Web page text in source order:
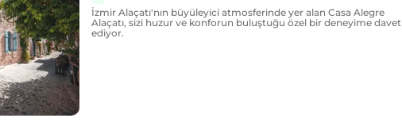
İzmir Alaçatı'nın büyüleyici atmosferinde yer alan Casa Alegre
Alaçatı, sizi huzur ve konforun buluştuğu özel bir deneyime davet
ediyor.